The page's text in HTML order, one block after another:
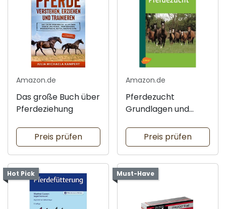
Amazon.de
Das große Buch über
Pferdeziehung
Preis prüfen
Amazon.de
Pferdezucht
Grundlagen und
Preis prüfen
Hot Pick Must-Have